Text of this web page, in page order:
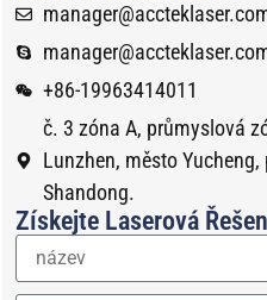
+86-19963414011
č. 3 zóna A, průmyslová
Lunzhen, město Yucheng,
Shandong.
Získejte Laserová